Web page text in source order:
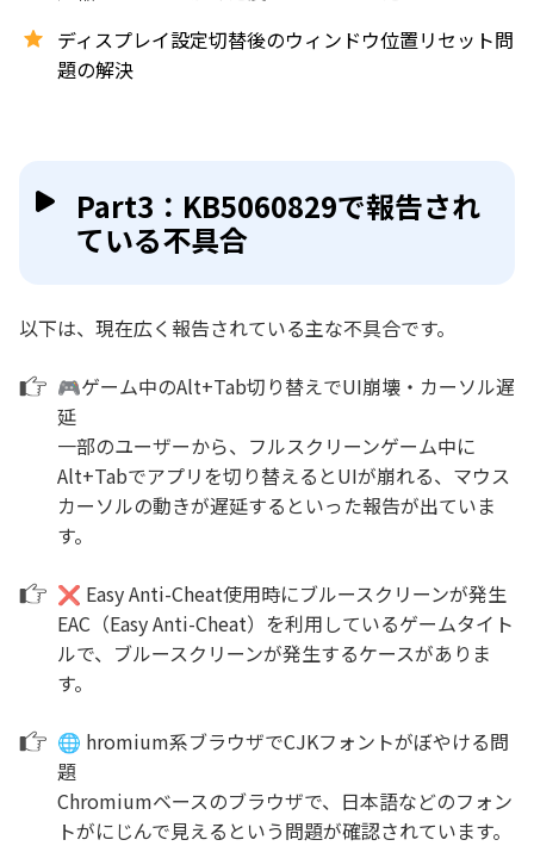
ディスプレイ設定切替後のウィンドウ位置リセット問
題の解決
Part3：KB5060829で報告され
ている不具合
以下は、現在広く報告されている主な不具合です。
🎮ゲーム中のAlt+Tab切り替えでUI崩壊・カーソル遅
延
一部のユーザーから、フルスクリーンゲーム中に
Alt+Tabでアプリを切り替えるとUIが崩れる、マウス
カーソルの動きが遅延するといった報告が出ていま
す。
❌ Easy Anti-Cheat使用時にブルースクリーンが発生
EAC（Easy Anti-Cheat）を利用しているゲームタイト
ルで、ブルースクリーンが発生するケースがありま
す。
🌐 hromium系ブラウザでCJKフォントがぼやける問
題
Chromiumベースのブラウザで、日本語などのフォン
トがにじんで見えるという問題が確認されています。